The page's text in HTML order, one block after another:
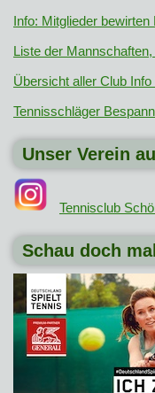
Info: Mitglieder bewirten
Liste der
Übersicht aller Club Info
Tennisschläger
Unser Verein
Tennisclub
Schau doch